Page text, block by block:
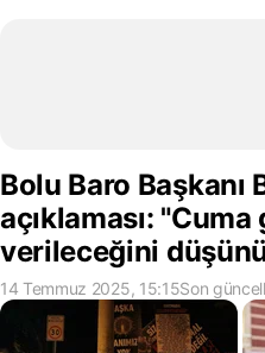
Bolu Baro Başkanı
açıklaması:
verileceğini
14 Temmuz 2025, 15:15Son